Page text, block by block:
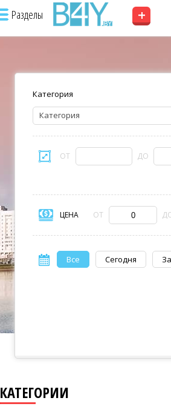
Разделы +
Категория
Категория
ОТ ДО
ЦЕНА ОТ
Все Сегодня
КАТЕГОРИИ